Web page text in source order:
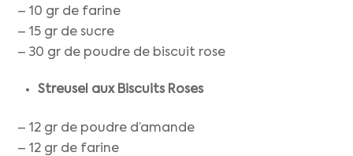
– 10 gr de farine
– 15 gr de sucre
– 30 gr de poudre de biscuit rose
Streusel aux Biscuits Roses
– 12 gr de poudre d’amande
– 12 gr de farine